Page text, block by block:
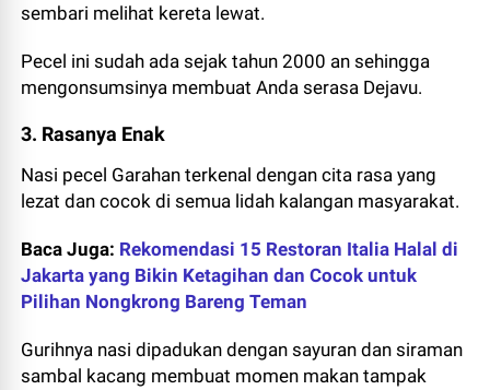
sembari melihat kereta lewat.
Pecel ini sudah ada sejak tahun 2000 an sehingga
mengonsumsinya membuat Anda serasa Dejavu.
3. Rasanya Enak
Nasi pecel Garahan terkenal dengan cita rasa yang
lezat dan cocok di semua lidah kalangan masyarakat.
Baca Juga: Rekomendasi 15 Restoran Italia Halal di
Jakarta yang Bikin Ketagihan dan Cocok untuk
Pilihan Nongkrong Bareng Teman
Gurihnya nasi dipadukan dengan sayuran dan siraman
sambal kacang membuat momen makan tampak